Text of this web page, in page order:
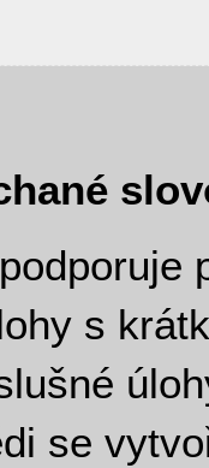
s
se